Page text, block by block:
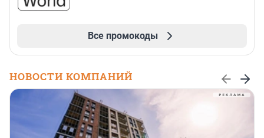
Все промокоды
НОВОСТИ КОМПАНИЙ